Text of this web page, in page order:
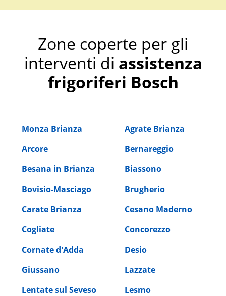
Zone coperte per gli
interventi di assistenza
frigoriferi Bosch
Monza Brianza
Agrate Brianza
Arcore
Bernareggio
Besana in Brianza
Biassono
Bovisio-Masciago
Brugherio
Carate Brianza
Cesano Maderno
Cogliate
Concorezzo
Cornate d'Adda
Desio
Giussano
Lazzate
Lentate sul Seveso
Lesmo